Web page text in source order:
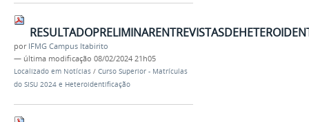
por IFMG Campus Itabirito
— última modificação 08/02/2024 21h05
Localizado em Notícias / Curso Superior - Matrículas
do SISU 2024 e Heteroidentificação